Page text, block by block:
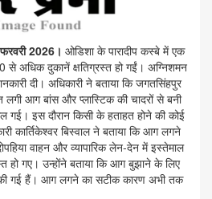
फरवरी 2026। ओडिशा के पारादीप कस्बे में एक
अधिक दुकानें क्षतिग्रस्त हो गईं। अग्निशमन
दी। अधिकारी ने बताया कि जगतसिंहपुर
लगी आग बांस और प्लास्टिक की चादरों से बनी
इस दौरान किसी के हताहत होने की कोई
कार्तिकेश्वर बिस्वाल ने बताया कि आग लगने
वाहन और व्यापारिक लेन-देन में इस्तेमाल
हो गए। उन्होंने बताया कि आग बुझाने के लिए
गई हैं। आग लगने का सटीक कारण अभी तक